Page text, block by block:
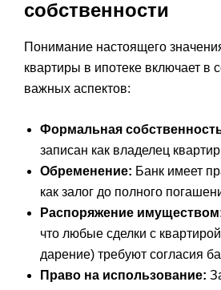
собственности
Понимание настоящего
квартиры в ипотеке включает в
важных аспектов:
Формальная
записан как владелец
Обременение: Банк имеет
как залог до полного
Распоряжение
что любые сделки с
дарение) требуют согласия
Право на использование: